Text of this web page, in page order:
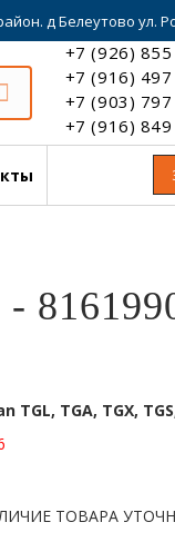
д Белеутово ул.
+7 (926)
+7 (916)
+7 (903)
+7 (916)
TGL, TGA, TGX,
ТОВАРА